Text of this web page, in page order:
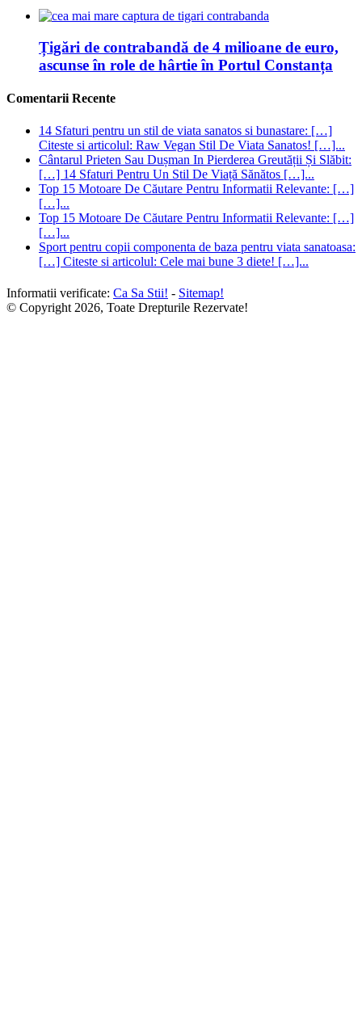
Țigări de contrabandă de 4 milioane de euro,
ascunse în role de hârtie în Portul Constanța
Comentarii Recente
14 Sfaturi pentru un stil de viata sanatos si bunastare: […]
Citeste si articolul: Raw Vegan Stil De Viata Sanatos! […]...
Cântarul Prieten Sau Dușman In Pierderea Greutății Și Slăbit:
[…] 14 Sfaturi Pentru Un Stil De Viață Sănătos […]...
Top 15 Motoare De Căutare Pentru Informatii Relevante: […]
[…]...
Top 15 Motoare De Căutare Pentru Informatii Relevante: […]
[…]...
Sport pentru copii componenta de baza pentru viata sanatoasa:
[…] Citeste si articolul: Cele mai bune 3 diete! […]...
Informatii verificate: Ca Sa Stii! - Sitemap!
© Copyright 2026, Toate Drepturile Rezervate!